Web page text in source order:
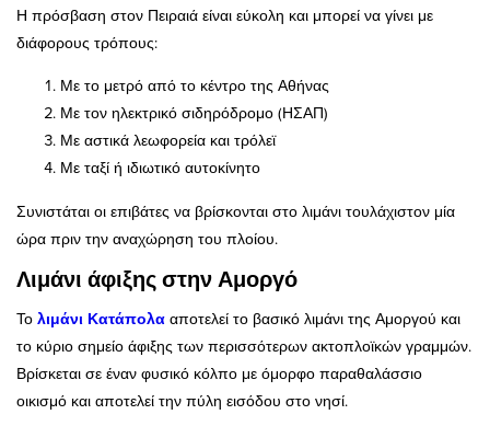
Η πρόσβαση στον Πειραιά είναι εύκολη και μπορεί να γίνει με
διάφορους τρόπους:
Με το μετρό από το κέντρο της Αθήνας
Με τον ηλεκτρικό σιδηρόδρομο (ΗΣΑΠ)
Με αστικά λεωφορεία και τρόλεϊ
Με ταξί ή ιδιωτικό αυτοκίνητο
Συνιστάται οι επιβάτες να βρίσκονται στο λιμάνι τουλάχιστον μία
ώρα πριν την αναχώρηση του πλοίου.
Λιμάνι άφιξης στην Αμοργό
Το λιμάνι Κατάπολα αποτελεί το βασικό λιμάνι της Αμοργού και
το κύριο σημείο άφιξης των περισσότερων ακτοπλοϊκών γραμμών.
Βρίσκεται σε έναν φυσικό κόλπο με όμορφο παραθαλάσσιο
οικισμό και αποτελεί την πύλη εισόδου στο νησί.